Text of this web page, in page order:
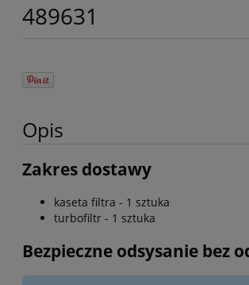
489631
Opis
Zakres dostawy
kaseta filtra - 1 sztuka
turbofiltr - 1 sztuka
Bezpieczne odsysanie bez